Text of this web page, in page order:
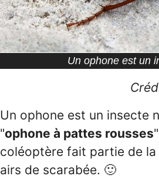
Un ophone est un
Un ophone est un insecte
"ophone à pattes rousses
coléoptère fait partie de la
airs de scarabée. 🙂